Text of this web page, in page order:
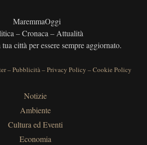
MaremmaOggi
– Cronaca – Attualità
città per essere sempre aggiornato.
–Pubblicità–Privacy Policy –Cookie Policy
Notizie
Ambiente
Cultura ed Eventi
Economia